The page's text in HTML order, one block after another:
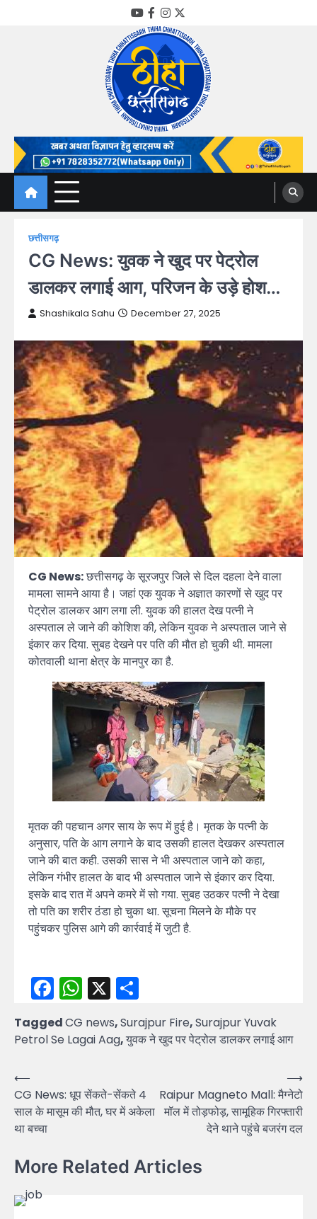
YouTube
Facebook
Instagram
Twitter
Thiha Chhattisgarh
गोठ जन-जन के
छत्तीसगढ़
CG News: युवक ने खुद पर पेट्रोल
डालकर लगाई आग, परिजन के उड़े होश…
Shashikala Sahu December 27, 2025
CG News:छत्तीसगढ़ के सूरजपुर जिले से दिल दहला देने वाला
मामला सामने आया है। जहां एक युवक ने अज्ञात कारणों से खुद पर
पेट्रोल डालकर आग लगा ली. युवक की हालत देख पत्नी ने
अस्पताल ले जाने की कोशिश की, लेकिन युवक ने अस्पताल जाने से
इंकार कर दिया. सुबह देखने पर पति की मौत हो चुकी थी. मामला
कोतवाली थाना क्षेत्र के मानपुर का है.
मृतक की पहचान अगर साय के रूप में हुई है। मृतक के पत्नी के
अनुसार, पति के आग लगाने के बाद उसकी हालत देखकर अस्पताल
जाने की बात कही. उसकी सास ने भी अस्पताल जाने को कहा,
लेकिन गंभीर हालत के बाद भी अस्पताल जाने से इंकार कर दिया.
इसके बाद रात में अपने कमरे में सो गया. सुबह उठकर पत्नी ने देखा
तो पति का शरीर ठंडा हो चुका था. सूचना मिलने के मौके पर
पहुंचकर पुलिस आगे की कार्रवाई में जुटी है.
Facebook
WhatsApp
X
TaggedCG news,Surajpur Fire,Surajpur Yuvak
Petrol Se Lagai Aag,युवक ने खुद पर पेट्रोल डालकर लगाई आग
Post
navigation
⟵
CG News: धूप सेंकते-सेंकते 4
साल के मासूम की मौत, घर में अकेला
था बच्चा
Raipur Magneto Mall: मैग्नेटो
मॉल में तोड़फोड़, सामूहिक गिरफ्तारी
देने थाने पहुंचे बजरंग दल
⟶
More Related Articles